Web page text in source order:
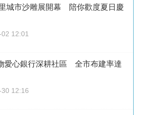
城市沙雕展開幕 陪你歡度夏日慶
12:01
愛心銀行深耕社區 全市布建率達
12:16